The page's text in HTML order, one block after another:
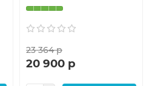
23 364 р
20 900 р